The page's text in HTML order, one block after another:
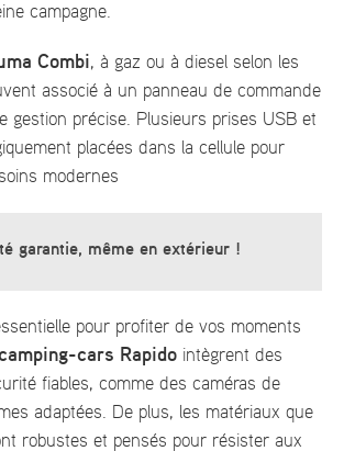
campagne.
Combi, à gaz ou à diesel selon les
associé à un panneau de commande
gestion précise. Plusieurs prises USB et
placées dans la cellule pour
modernes
garantie, même en extérieur !
pour profiter de vos moments
cars Rapido intègrent des
fiables, comme des caméras de
adaptées. De plus, les matériaux que
robustes et pensés pour résister aux